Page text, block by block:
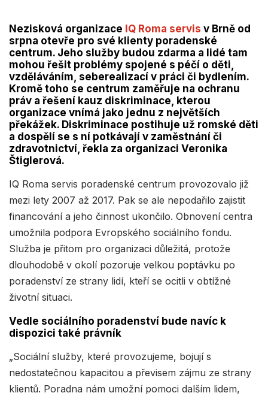
Nezisková organizace IQ Roma servis v Brně od
srpna otevře pro své klienty poradenské
centrum. Jeho služby budou zdarma a lidé tam
mohou řešit problémy spojené s péčí o děti,
vzděláváním, seberealizací v práci či bydlením.
Kromě toho se centrum zaměřuje na ochranu
práv a řešení kauz diskriminace, kterou
organizace vnímá jako jednu z největších
překážek. Diskriminace postihuje už romské děti
a dospělí se s ní potkávají v zaměstnání či
zdravotnictví, řekla za organizaci Veronika
Štiglerová.
IQ Roma servis poradenské centrum provozovalo již
mezi lety 2007 až 2017. Pak se ale nepodařilo zajistit
financování a jeho činnost ukončilo. Obnovení centra
umožnila podpora Evropského sociálního fondu.
Služba je přitom pro organizaci důležitá, protože
dlouhodobě v okolí pozoruje velkou poptávku po
poradenství ze strany lidí, kteří se ocitli v obtížné
životní situaci.
Vedle sociálního poradenství bude navíc k
dispozici také právník
„Sociální služby, které provozujeme, bojují s
nedostatečnou kapacitou a převisem zájmu ze strany
klientů. Poradna nám umožní pomoci dalším lidem,